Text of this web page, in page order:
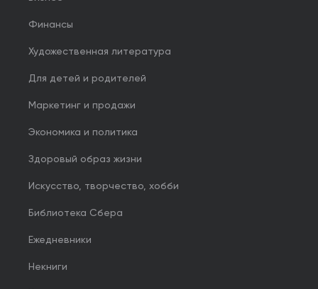
Финансы
Художественная литература
Для детей и родителей
Маркетинг и продажи
Экономика и политика
Здоровый образ жизни
Искусство, творчество, хобби
Библиотека Сбера
Ежедневники
Некниги